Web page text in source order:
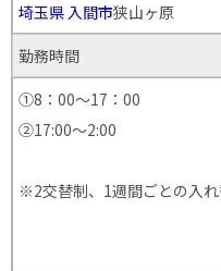
埼玉県入間市狭山ヶ原
勤務時間
①8：00～17：00
②17:00～2:00
※2交替制、1週間ごとの入